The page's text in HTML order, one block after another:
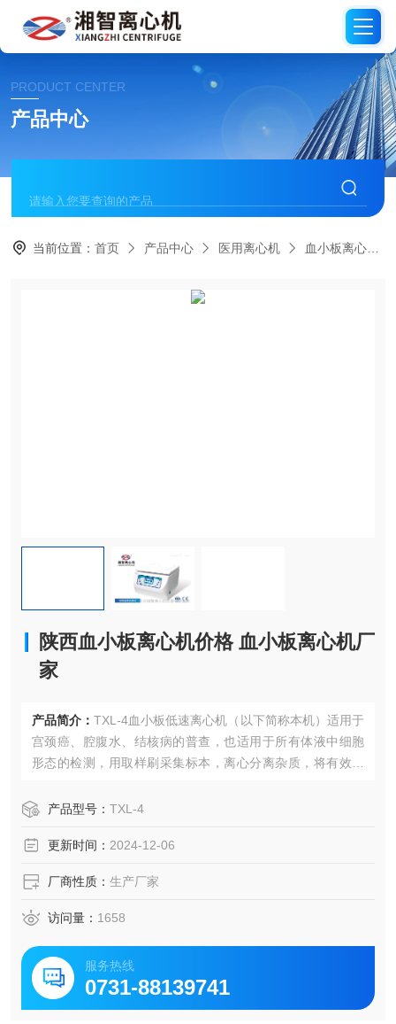
PRODUCT CENTER
产品中心
当前位置：首页 产品中心 医用离心机 血小板离心机
陕西血小板离心机价格 血小板离心机厂
家
产品简介： TXL-4血小板低速离心机（以下简称本机）适用于
宫颈癌、腔腹水、结核病的普查，也适用于所有体液中细胞
形态的检测，用取样刷采集标本，离心分离杂质，将有效诊
价格 血小板离心机厂家
产品型号： TXL-4
更新时间： 2024-12-06
厂商性质： 生产厂家
访问量： 1658
服务热线
0731-88139741